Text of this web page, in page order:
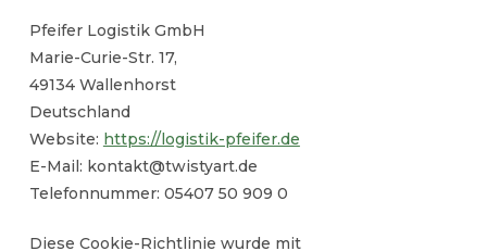
Pfeifer Logistik GmbH
Marie-Curie-Str. 17,
49134 Wallenhorst
Deutschland
Website: https://logistik-pfeifer.de
E-Mail: kontakt@twistyart.de
Telefonnummer: 05407 50 909 0
Diese Cookie-Richtlinie wurde mit